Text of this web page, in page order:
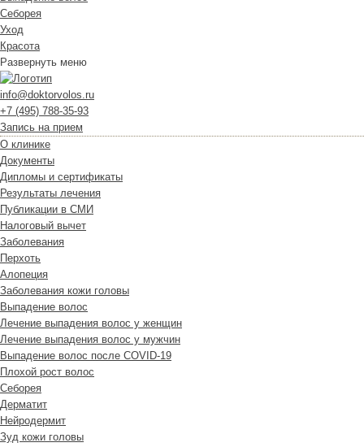
Cеборея
Уход
Красота
Развернуть меню
info@doktorvolos.ru
+7 (495) 788-35-93
Запись на прием
О клинике
Документы
Дипломы и сертификаты
Результаты лечения
Публикации в СМИ
Налоговый вычет
Заболевания
Перхоть
Алопеция
Заболевания кожи головы
Выпадение волос
Лечение выпадения волос у женщин
Лечение выпадения волос у мужчин
Выпадение волос после COVID-19
Плохой рост волос
Cеборея
Дерматит
Нейродермит
Зуд кожи головы